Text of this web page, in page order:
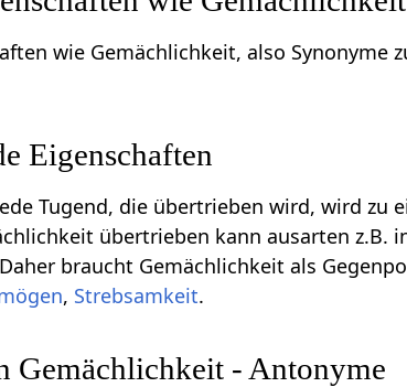
wie Gemächlichkeit, also Synonyme
Eigenschaften
Tugend, die übertrieben wird, wird zu
übertrieben kann ausarten z.B.
braucht Gemächlichkeit als
, Strebsamkeit.
Gemächlichkeit - Antonyme